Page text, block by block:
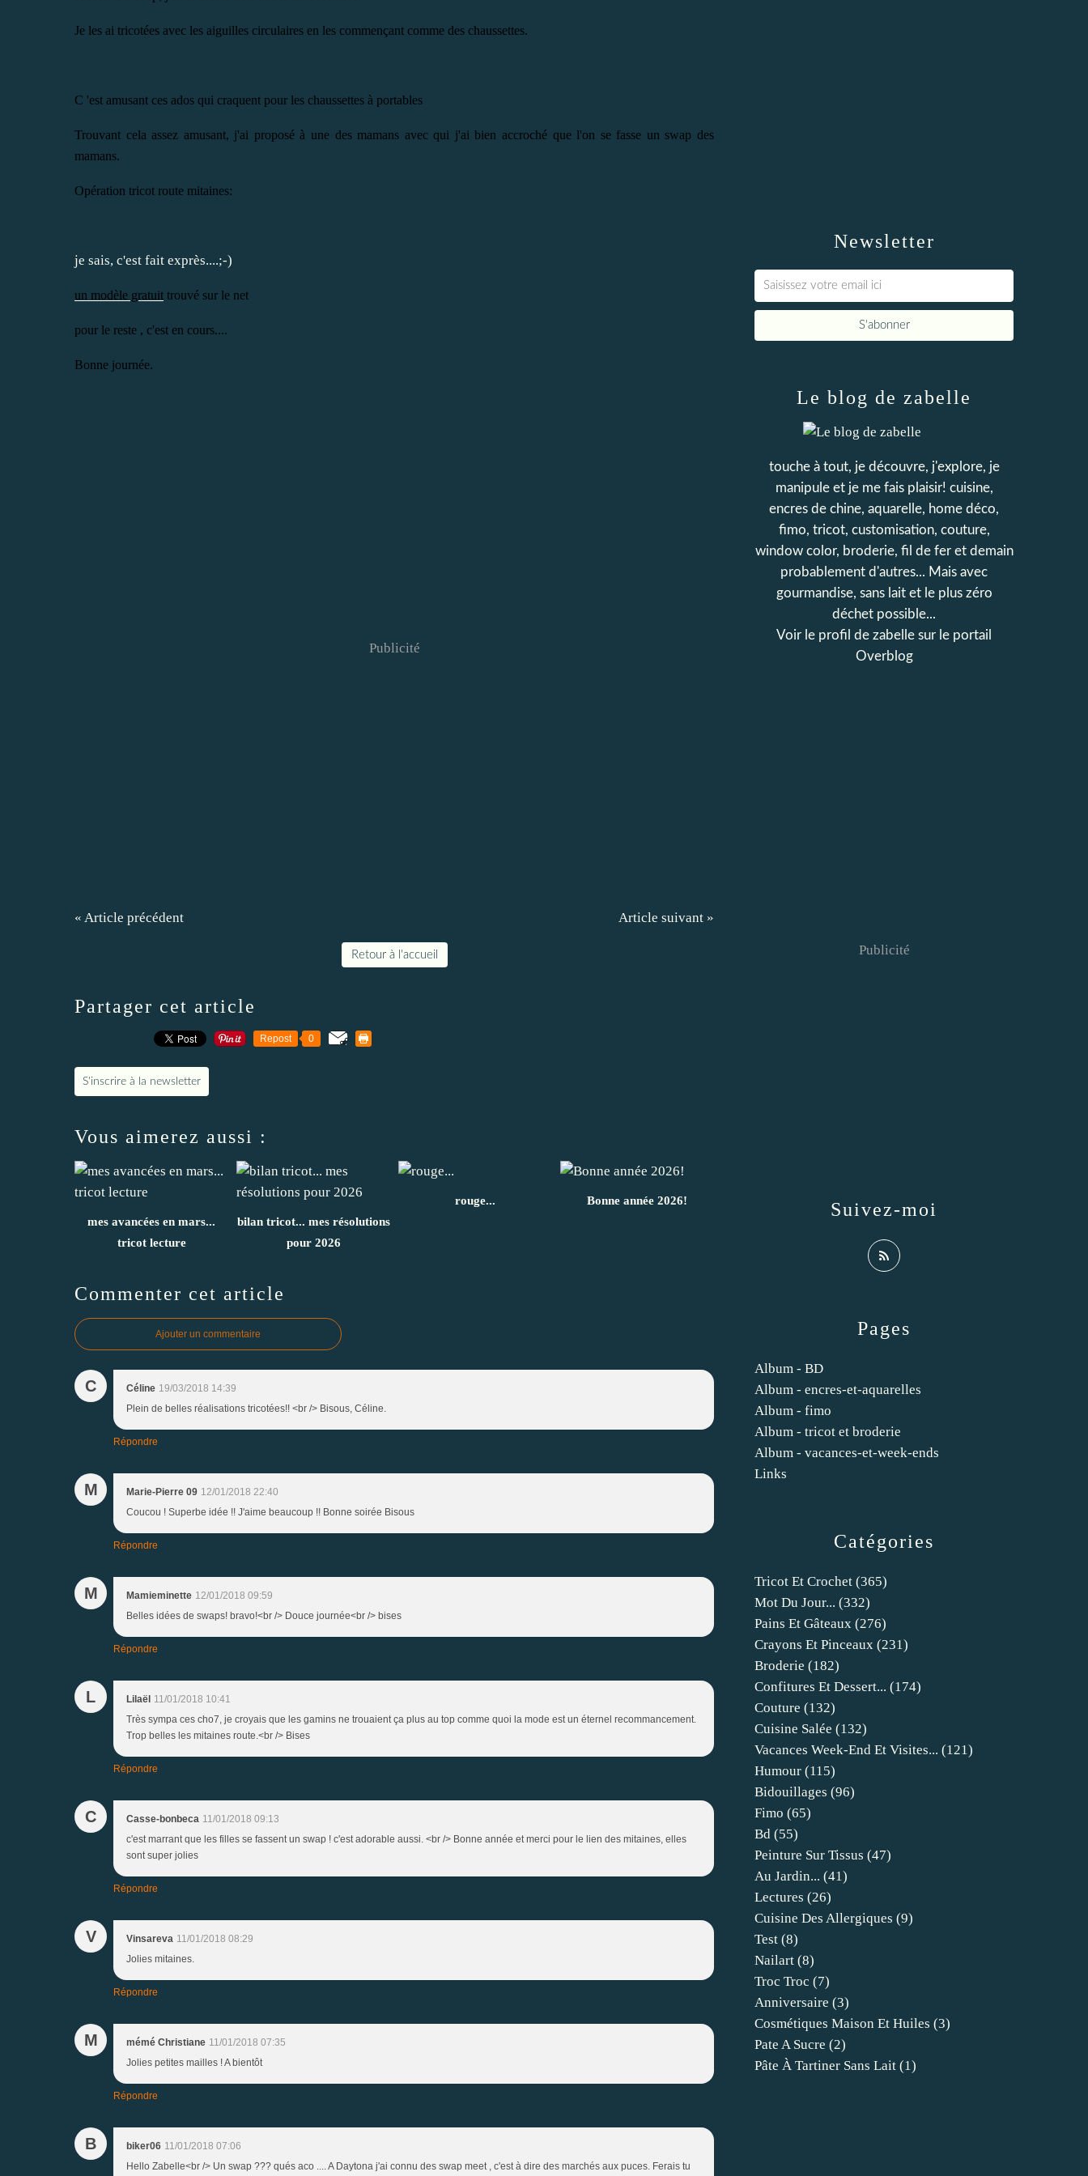
Je les ai tricotées avec les aiguilles circulaires en les commençant comme des chaussettes.
C 'est amusant ces ados qui craquent pour les chaussettes à portables
Trouvant cela assez amusant, j'ai proposé à une des mamans avec qui j'ai bien accroché que l'on se fasse un swap des
mamans.
Opération tricot route mitaines:
je sais, c'est fait exprès....;-)
un modèle gratuit trouvé sur le net
pour le reste , c'est en cours....
Bonne journée.
Publicité
« Article précédent Article suivant »
Retour à l'accueil
Partager cet article
Repost 0
S'inscrire à la newsletter
Vous aimerez aussi :
mes avancées en mars...
tricot lecture
bilan tricot... mes résolutions
pour 2026
rouge... Bonne année 2026!
Commenter cet article
Ajouter un commentaire
C Céline 19/03/2018 14:39
Plein de belles réalisations tricotées!! <br /> Bisous, Céline.
Répondre
M Marie-Pierre 09 12/01/2018 22:40
Coucou ! Superbe idée !! J'aime beaucoup !! Bonne soirée Bisous
Répondre
M Mamieminette 12/01/2018 09:59
Belles idées de swaps! bravo!<br /> Douce journée<br /> bises
Répondre
L Lilaël 11/01/2018 10:41
Très sympa ces cho7, je croyais que les gamins ne trouaient ça plus au top comme quoi la mode est un éternel recommancement.
Trop belles les mitaines route.<br /> Bises
Répondre
C Casse-bonbeca 11/01/2018 09:13
c'est marrant que les filles se fassent un swap ! c'est adorable aussi. <br /> Bonne année et merci pour le lien des mitaines, elles
sont super jolies
Répondre
V Vinsareva 11/01/2018 08:29
Jolies mitaines.
Répondre
M mémé Christiane 11/01/2018 07:35
Jolies petites mailles ! A bientôt
Répondre
B biker06 11/01/2018 07:06
Hello Zabelle<br /> Un swap ??? qués aco .... A Daytona j'ai connu des swap meet , c'est à dire des marchés aux puces. Ferais tu
Newsletter
Catégories
Tricot Et Crochet (365)
Mot Du Jour... (332)
Pains Et Gâteaux (276)
Crayons Et Pinceaux (231)
Broderie (182)
Confitures Et Dessert... (174)
Couture (132)
Cuisine Salée (132)
Vacances Week-End Et Visites... (121)
Humour (115)
Bidouillages (96)
Fimo (65)
Bd (55)
Peinture Sur Tissus (47)
Au Jardin... (41)
Lectures (26)
Cuisine Des Allergiques (9)
Test (8)
Nailart (8)
Troc Troc (7)
Anniversaire (3)
Cosmétiques Maison Et Huiles (3)
Pate A Sucre (2)
Pâte À Tartiner Sans Lait (1)
Pages
Album - BD
Album - encres-et-aquarelles
Album - fimo
Album - tricot et broderie
Album - vacances-et-week-ends
Links
Le blog de zabelle
touche à tout, je découvre, j'explore, je
manipule et je me fais plaisir! cuisine,
encres de chine, aquarelle, home déco,
fimo, tricot, customisation, couture,
window color, broderie, fil de fer et demain
probablement d'autres... Mais avec
gourmandise, sans lait et le plus zéro
déchet possible...
Voir le profil de zabelle sur le portail
Overblog
Suivez-moi
Publicité